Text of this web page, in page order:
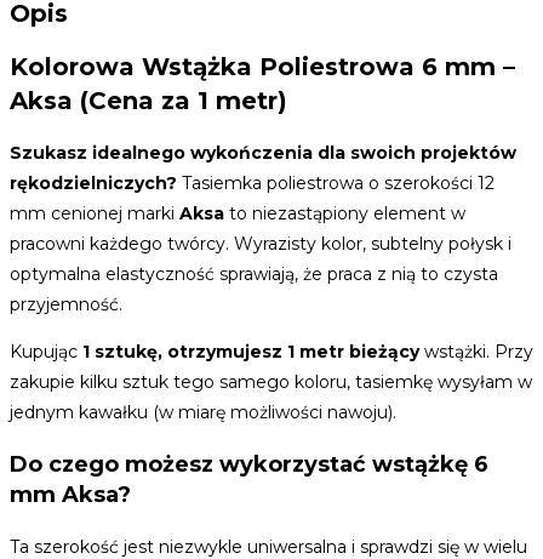
Opis
Kolorowa Wstążka Poliestrowa 6 mm –
Aksa (Cena za 1 metr)
Szukasz idealnego wykończenia dla swoich projektów
rękodzielniczych? Tasiemka poliestrowa o szerokości 12
mm cenionej marki Aksa to niezastąpiony element w
pracowni każdego twórcy. Wyrazisty kolor, subtelny połysk i
optymalna elastyczność sprawiają, że praca z nią to czysta
przyjemność.
Kupując 1 sztukę, otrzymujesz 1 metr bieżącywstążki. Przy
zakupie kilku sztuk tego samego koloru, tasiemkę wysyłam w
jednym kawałku (w miarę możliwości nawoju).
Do czego możesz wykorzystać wstążkę 6
mm Aksa?
Ta szerokość jest niezwykle uniwersalna i sprawdzi się w wielu